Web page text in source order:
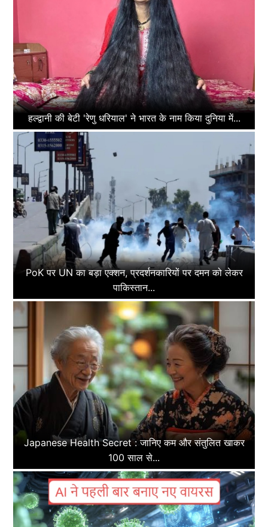
हल्द्वानी की बेटी 'रेणु धरियाल' ने भारत के नाम किया दुनिया में...
PoK पर UN का बड़ा एक्शन, प्रदर्शनकारियों पर दमन को लेकर
पाकिस्तान...
Japanese Health Secret : जानिए कम और संतुलित खाकर
100 साल से...